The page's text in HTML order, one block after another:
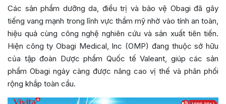
Các sản phẩm dưỡng da, điều trị và bảo vệ Obagi đã gây
tiếng vang mạnh trong lĩnh vực thẩm mỹ nhờ vào tính an toàn,
hiệu quả cùng công nghệ nghiên cứu và sản xuất tiên tiến.
Hiện công ty Obagi Medical, Inc (OMP) đang thuộc sở hữu
của tập đoàn Dược phẩm Quốc tế Valeant, giúp các sản
phẩm Obagi ngày càng được nâng cao vị thế và phân phối
rộng khắp toàn cầu.